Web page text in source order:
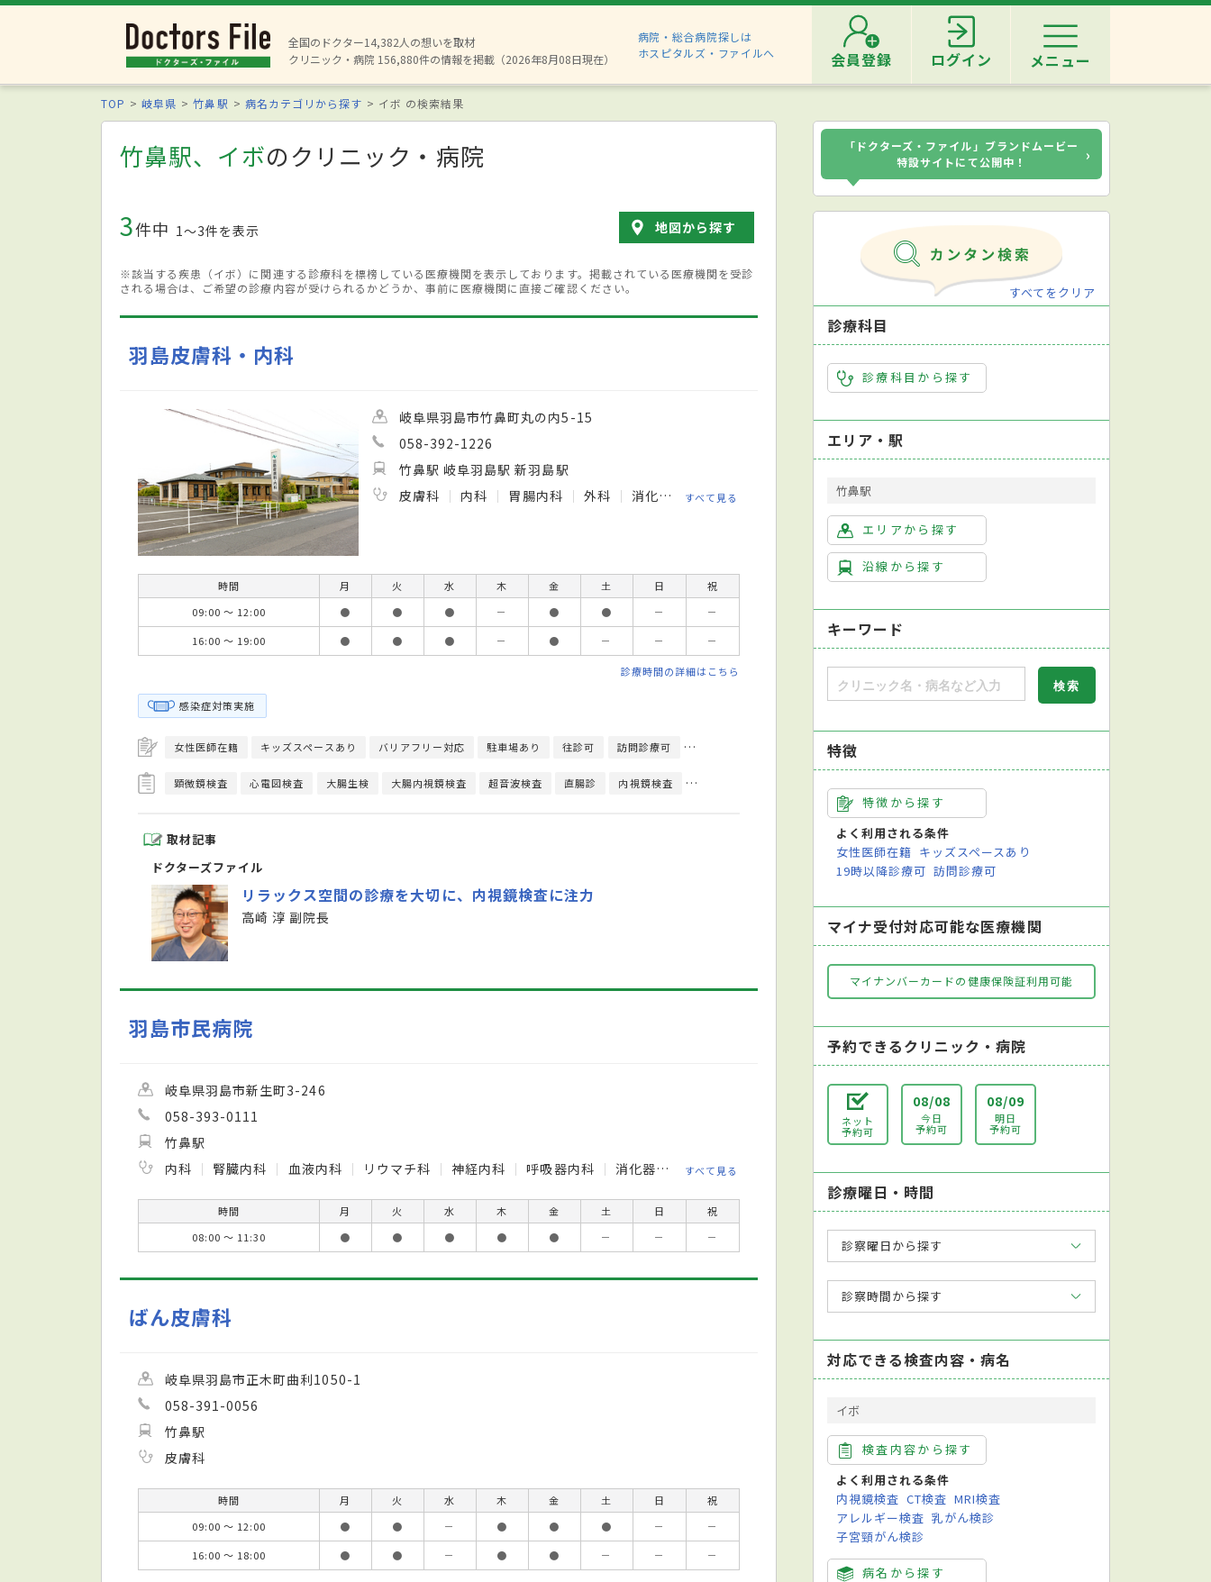
全国のドクター14,382人の想いを取材
クリニック・病院 156,880件の情報を掲載（2026年8月08日現在）
病院・総合病院探しは
ホスピタルズ・ファイルへ
会員登録 ログイン メニュー
TOP 岐阜県 竹鼻駅 病名カテゴリから探す イボ の検索結果
竹鼻駅、イボのクリニック・病院
3件中 1〜3件を表示 地図から探す
※該当する疾患（イボ）に関連する診療科を標榜している医療機関を表示しております。掲載されている医療機関を受診
される場合は、ご希望の診療内容が受けられるかどうか、事前に医療機関に直接ご確認ください。
羽島皮膚科・内科
岐阜県羽島市竹鼻町丸の内5-15
058-392-1226
竹鼻駅 岐阜羽島駅 新羽島駅
皮膚科
内科 胃腸内科 外科 消化器外科 肛門外科
すべて見る
時間 月 火 水 木 金 土 日
祝
09:00 ～ 12:00
● ● ● － ● ● －
－
16:00 ～ 19:00
● ● ● － ● － － －
診療時間の詳細はこちら
感染症対策実施
女性医師在籍 キッズスペースあり バリアフリー対応 駐車場あり 往診可 訪問診療可 日本皮膚科学会皮膚科専門医 日本外科学会外科専門医
顕微鏡検査 心電図検査 大腸生検 大腸内視鏡検査 超音波検査 直腸診 内視鏡検査 尿検査
取材記事
ドクターズファイル
リラックス空間の診療を大切に、内視鏡検査に注力
高崎 淳 副院長
羽島市民病院
岐阜県羽島市新生町3-246
058-393-0111
竹鼻駅
内科
腎臓内科 血液内科 リウマチ科 神経内科 呼吸器内科 消化器内科 循環器内科 精神科 小児科 外科 消化器外科 整形外科
すべて見る
時間 月 火 水 木 金 土 日
祝
08:00 ～ 11:30
● ● ● ● ● － － －
ばん皮膚科
岐阜県羽島市正木町曲利1050-1
058-391-0056
竹鼻駅
皮膚科
時間 月 火 水 木 金 土 日
祝
09:00 ～ 12:00
● ● － ● ● ● －
－
16:00 ～ 18:00
● ● － ● ● － － －
「ドクターズ・ファイル」ブランドムービー
特設サイトにて公開中！
›
すべてをクリア
診療科目
診療科目から探す
エリア・駅
竹鼻駅
エリアから探す
沿線から探す
キーワード
特徴
特徴から探す
よく利用される条件
女性医師在籍 キッズスペースあり
19時以降診療可 訪問診療可
マイナ受付対応可能な医療機関
マイナンバーカードの健康保険証利用可能
予約できるクリニック・病院
ネット
予約可
08/08
今日
予約可
08/09
明日
予約可
診療曜日・時間
診察曜日から探す
診察時間から探す
対応できる検査内容・病名
イボ
検査内容から探す
よく利用される条件
内視鏡検査 CT検査 MRI検査
アレルギー検査 乳がん検診
子宮頸がん検診
病名から探す